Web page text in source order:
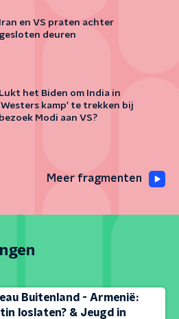
Iran en VS praten achter
gesloten deuren
Lukt het Biden om India in
kamp' te trekken bij
bezoek Modi aan VS?
Meer fragmenten
Buitenland - Armenië:
loslaten? & Jeugd in